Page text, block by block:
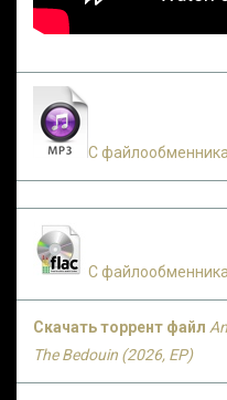
С файлообменника
С файлообменника
Скачать торрент файл
The Bedouin (2026, EP)